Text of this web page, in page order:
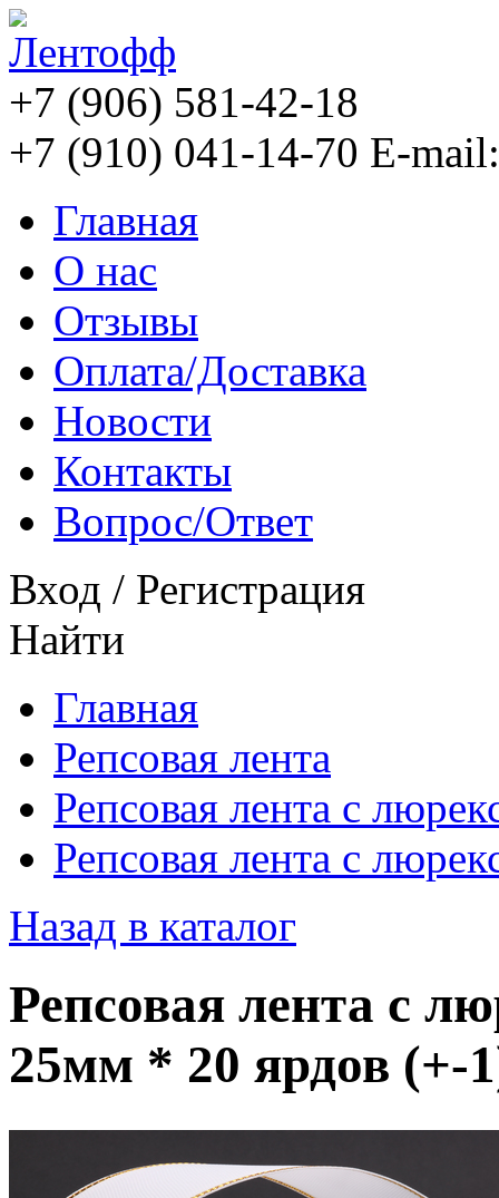
+7 (906) 581-42-18
+7 (910) 041-14-70 E-
Главная
О нас
Отзывы
Оплата/Доставка
Новости
Контакты
Вопрос/Ответ
Вход / Регистрация
Найти
Главная
Репсовая лента
Репсовая лента с
Репсовая лента с
Назад в каталог
Репсовая лента с
25мм * 20 ярдов (+-